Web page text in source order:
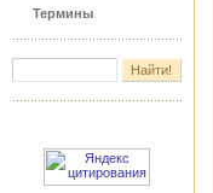
Термины